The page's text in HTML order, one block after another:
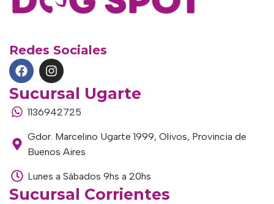
Redes Sociales
Sucursal Ugarte
1136942725
Gdor. Marcelino Ugarte 1999, Olivos, Provincia de
Buenos Aires
Lunes a Sábados 9hs a 20hs
Sucursal Corrientes